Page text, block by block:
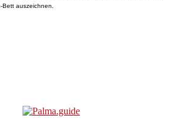
Bett auszeichnen.